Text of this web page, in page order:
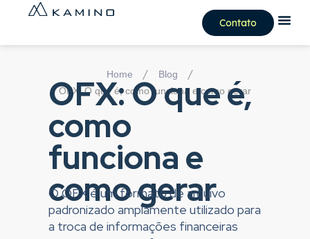
Contato
Home / Blog /
OFX: O que é, como funciona e como gerar
OFX: O que é,
como
funciona e
como gerar
O OFX é um formato de arquivo
padronizado amplamente utilizado para
a troca de informações financeiras